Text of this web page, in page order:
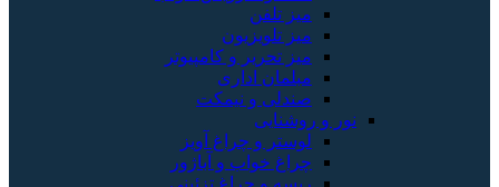
میز تلفن
میز تلویزیون
میز تحریر و کامپیوتر
مبلمان اداری
صندلی و نیمکت
نور و روشنایی
لوستر و چراغ آویز
چراغ خواب و آباژور